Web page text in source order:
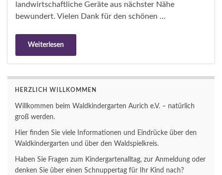
landwirtschaftliche Geräte aus nächster Nähe
bewundert. Vielen Dank für den schönen …
Weiterlesen
HERZLICH WILLKOMMEN
Willkommen beim Waldkindergarten Aurich e.V. – natürlich
groß werden.
Hier finden Sie viele Informationen und Eindrücke über den
Waldkindergarten und über den Waldspielkreis.
Haben Sie Fragen zum Kindergartenalltag, zur Anmeldung oder
denken Sie über einen Schnuppertag für Ihr Kind nach?